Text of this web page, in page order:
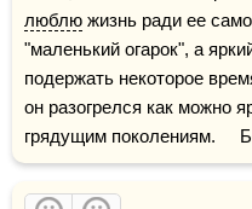
люблю жизнь ради ее
"маленький огарок", а
подержать некоторое
он разогрелся как можно
грядущим поколениям.